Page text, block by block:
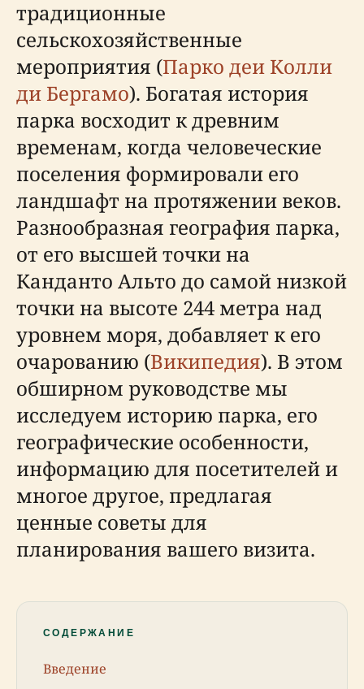
традиционные
сельскохозяйственные
мероприятия (Парко деи Колли
ди Бергамо). Богатая история
парка восходит к древним
временам, когда человеческие
поселения формировали его
ландшафт на протяжении веков.
Разнообразная география парка,
от его высшей точки на
Канданто Альто до самой низкой
точки на высоте 244 метра над
уровнем моря, добавляет к его
очарованию (Википедия). В этом
обширном руководстве мы
исследуем историю парка, его
географические особенности,
информацию для посетителей и
многое другое, предлагая
ценные советы для
планирования вашего визита.
СОДЕРЖАНИЕ
Введение